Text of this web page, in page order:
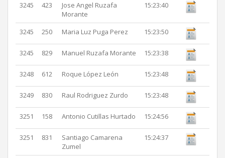
3245 423
Jose Angel Ruzafa
Morante
15:23:40
3245 250 Maria Luz Puga Perez 15:23:50
3245 829 Manuel Ruzafa Morante 15:23:38
3248 612 Roque López León 15:23:48
3249 830 Raul Rodriguez Zurdo 15:23:48
3251 158 Antonio Cutillas Hurtado 15:24:56
3251 831
Santiago Camarena
Zumel
15:24:37